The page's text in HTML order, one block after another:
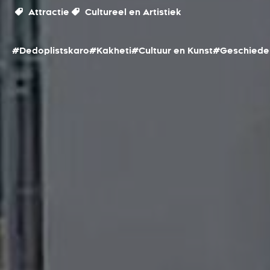
Attractie Cultureel en Artistiek
#Dedoplistskaro#Kakheti#Cultuur en Kunst